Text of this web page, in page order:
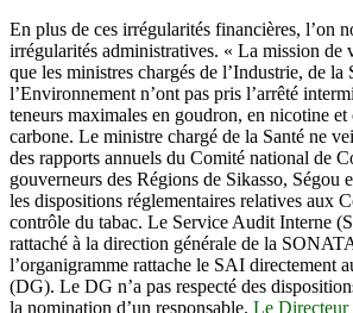
En plus de ces irrégularités financières, l’on
irrégularités administratives. « La mission de
que les ministres chargés de l’Industrie, de la
l’Environnement n’ont pas pris l’arrêté
teneurs maximales en goudron, en nicotine
carbone. Le ministre chargé de la Santé ne
des rapports annuels du Comité national de
gouverneurs des Régions de Sikasso, Ségou
les dispositions réglementaires relatives aux
contrôle du tabac. Le Service Audit Interne
rattaché à la direction générale de la
l’organigramme rattache le SAI directement
(DG). Le DG n’a pas respecté des
la nomination d’un responsable. Le Directeur